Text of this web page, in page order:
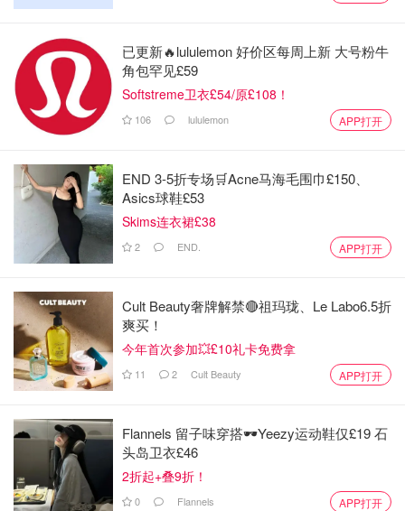
已更新🔥lululemon 好价区每周上新 大号粉牛
角包罕见£59
Softstreme卫衣£54/原£108！
106 lululemon APP打开
END 3-5折专场🛒Acne马海毛围巾£150、
Asics球鞋£53
Skims连衣裙£38
2 END. APP打开
Cult Beauty奢牌解禁🔴祖玛珑、Le Labo6.5折
爽买！
今年首次参加💥£10礼卡免费拿
11 2 Cult Beauty APP打开
Flannels 留子味穿搭🕶️Yeezy运动鞋仅£19 石
头岛卫衣£46
2折起+叠9折！
0 Flannels APP打开